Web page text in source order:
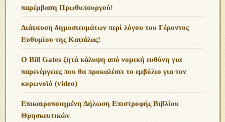
παρέμβαση Πρωθυπουργού!
Διάψευση δημοσιευμάτων περί λόγου του Γέροντος
Ευθυμίου της Καψάλας!
O Bill Gates ζητά κάλυψη από νομική ευθύνη για
παρενέργειες που θα προκαλέσει το εμβόλιο για τον
κορωνοϊό (video)
Επικαιροποιημένη Δήλωση Επιστροφής Βιβλίου
Θρησκευτικών